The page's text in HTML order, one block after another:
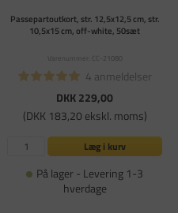
Passepartoutkort, str. 12,5x12,5 cm, str.
10,5x15 cm, off-white, 50sæt
Varenummer: CC-21080
4 anmeldelser
DKK 229,00
(DKK 183,20 ekskl. moms)
Læg i kurv
På lager - Levering 1-3
hverdage